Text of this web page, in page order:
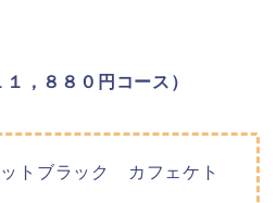
，８８０円コース）
トブラック カフェケト